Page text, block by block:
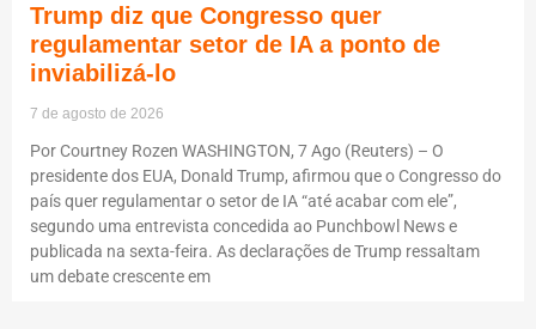
Trump diz que Congresso quer
regulamentar setor de IA a ponto de
inviabilizá-lo
7 de agosto de 2026
Por Courtney Rozen WASHINGTON, 7 Ago (Reuters) – O
presidente dos EUA, Donald Trump, afirmou que o Congresso do
país quer regulamentar o setor de IA “até acabar com ele”,
segundo uma entrevista concedida ao Punchbowl News e
publicada na sexta-feira. As declarações de Trump ressaltam
um debate crescente em